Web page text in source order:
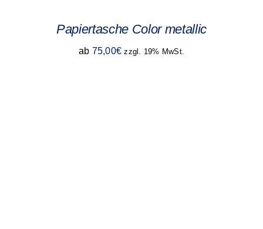
Papiertasche Color metallic
ab 75,00€ zzgl. 19% MwSt.